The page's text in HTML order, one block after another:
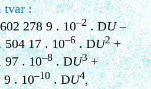
tvar :
278 9 . 10–2.DU–
17 . 10–6.DU2+
. 10–8.DU3+
10–10.DU4,